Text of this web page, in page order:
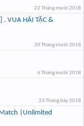
22 Tháng mười 2018
. VUA HẢI TẶC &
20 Tháng mười 2018
6 Tháng mười 2018
23 Tháng bảy 2018
|Unlimited